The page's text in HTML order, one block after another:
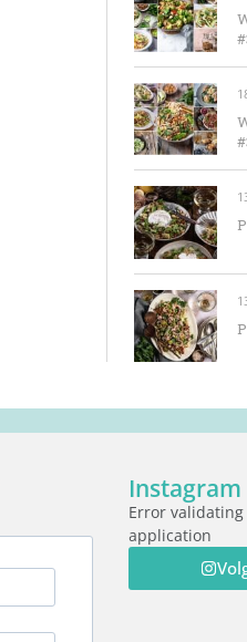
Instagram
Error validating
application